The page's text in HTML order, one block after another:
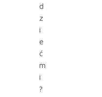
d
z
i
e
ć
m
i
?